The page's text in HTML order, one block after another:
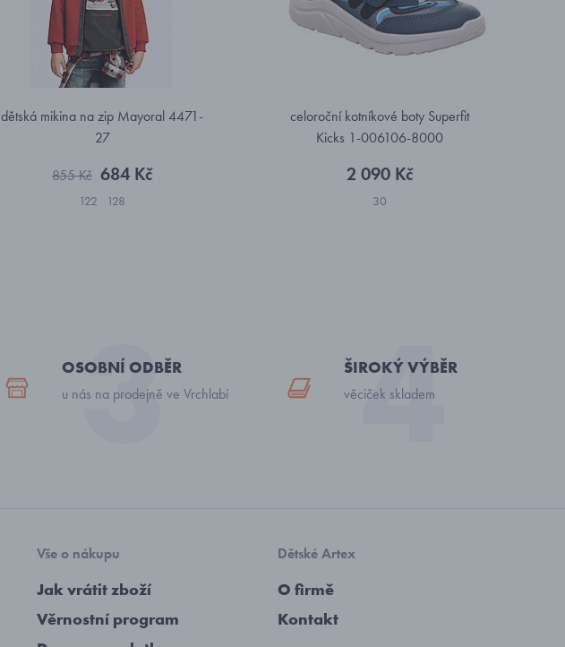
dětská mikina na zip Mayoral 4471-
27
855 Kč 684 Kč
122 128
celoroční kotníkové boty Superfit
Kicks 1-006106-8000
2 090 Kč
30
OSOBNÍ ODBĚR
u nás na prodejně ve Vrchlabí
ŠIROKÝ VÝBĚR
věciček skladem
Vše o nákupu
Jak vrátit zboží
Věrnostní program
Dětské Artex
O firmě
Kontakt